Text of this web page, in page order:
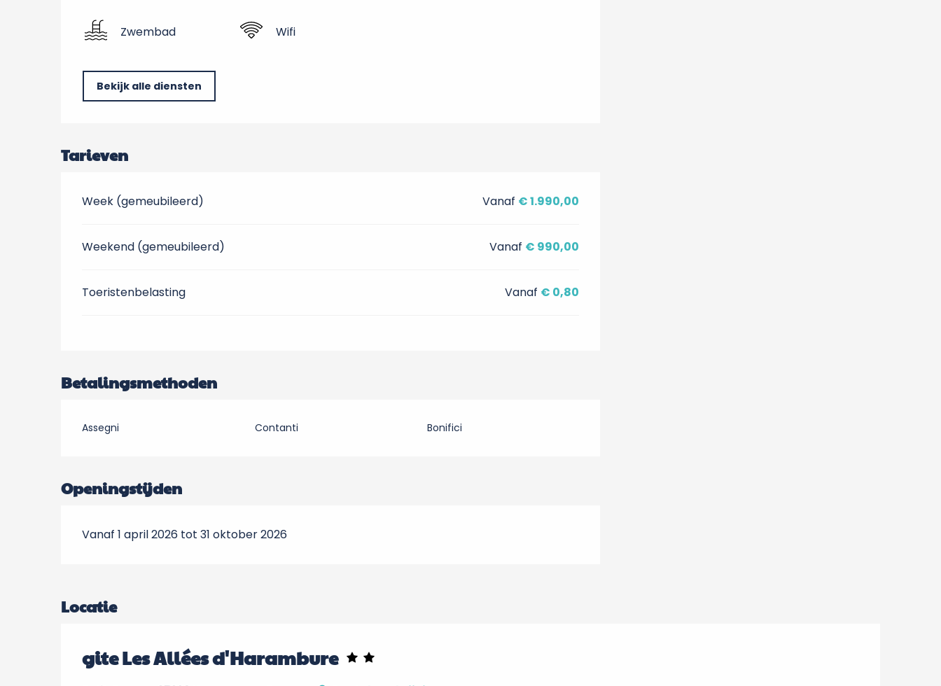
Zwembad Wifi
Bekijk alle diensten
Tarieven
Week (gemeubileerd) Vanaf € 1.990,00
Weekend (gemeubileerd) Vanaf € 990,00
Toeristenbelasting Vanaf € 0,80
Betalingsmethoden
Assegni Contanti Bonifici
Openingstijden
Vanaf 1 april 2026 tot 31 oktober 2026
Locatie
gite Les Allées d'Harambure